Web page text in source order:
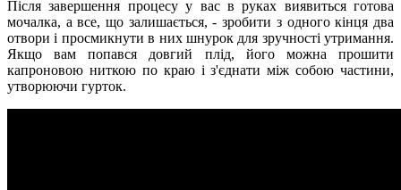
Після завершення процесу у вас в руках виявиться готова
мочалка, а все, що залишається, - зробити з одного кінця два
отвори і просмикнути в них шнурок для зручності утримання.
Якщо вам попався довгий плід, його можна прошити
капроновою ниткою по краю і з'єднати між собою частини,
утворюючи гурток.